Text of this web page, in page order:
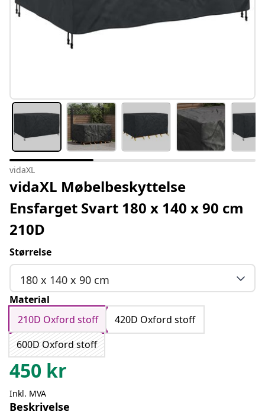
vidaXL
vidaXL Møbelbeskyttelse
Ensfarget Svart 180 x 140 x 90 cm
210D
Størrelse
180 x 140 x 90 cm
Material
210D Oxford stoff
420D Oxford stoff
600D Oxford stoff
450 kr
Inkl. MVA
Beskrivelse